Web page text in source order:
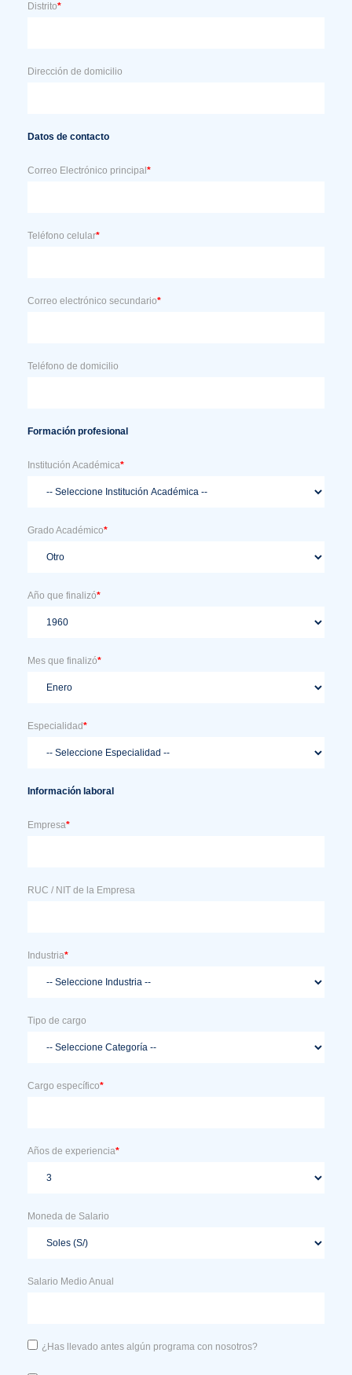
Distrito*
Dirección de domicilio
Datos de contacto
Correo Electrónico principal *
Teléfono celular*
Correo electrónico secundario*
Teléfono de domicilio
Formación profesional
Institución Académica*
Grado Académico*
Año que finalizó*
Mes que finalizó*
Especialidad*
Información laboral
Empresa*
RUC / NIT de la Empresa
Industria*
Tipo de cargo
Cargo específico*
Años de experiencia*
Moneda de Salario
Salario Medio Anual
¿Has llevado antes algún programa con nosotros?